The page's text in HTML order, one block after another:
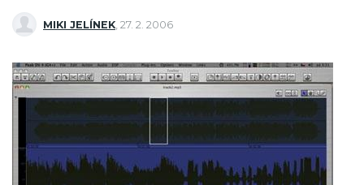
MIKI JELÍNEK 27. 2. 2006